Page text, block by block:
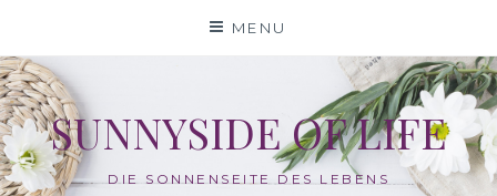
content
MENU
SUNNYSIDE OF LIFE
DIE SONNENSEITE DES LEBENS